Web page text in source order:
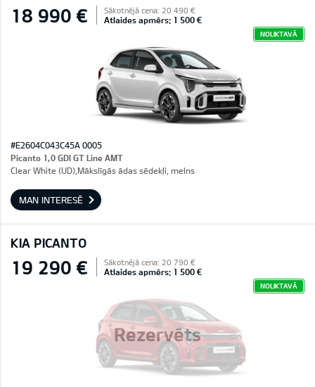
18 990 € Sākotnējā cena: 20 490 €
Atlaides apmērs: 1 500 €
NOLIKTAVĀ
#E2604C043C45A 0005
Picanto 1,0 GDI GT Line AMT
Clear White (UD),Mākslīgās ādas sēdekļi, melns
MAN INTERESĒ
KIA PICANTO
Rezervēts
19 290 € Sākotnējā cena: 20 790 €
Atlaides apmērs: 1 500 €
NOLIKTAVĀ